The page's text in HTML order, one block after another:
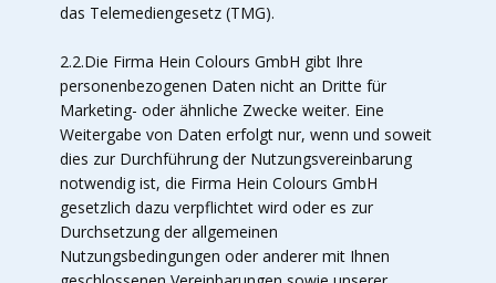
das Telemediengesetz (TMG).
2.2.Die Firma Hein Colours GmbH gibt Ihre
personenbezogenen Daten nicht an Dritte für
Marketing- oder ähnliche Zwecke weiter. Eine
Weitergabe von Daten erfolgt nur, wenn und soweit
dies zur Durchführung der Nutzungsvereinbarung
notwendig ist, die Firma Hein Colours GmbH
gesetzlich dazu verpflichtet wird oder es zur
Durchsetzung der allgemeinen
Nutzungsbedingungen oder anderer mit Ihnen